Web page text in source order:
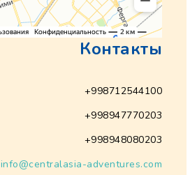
Контакты
+998712544100
+998947770203
+998948080203
info@centralasia-adventures.com